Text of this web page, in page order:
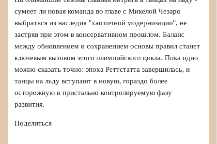
сумеет ли новая команда во главе с Микелой Чезаро
выбраться из наследия "хаотичной модернизации", не
застряв при этом в консервативном прошлом. Баланс
между обновлением и сохранением основы правил станет
ключевым вызовом этого олимпийского цикла. Пока одно
можно сказать точно: эпоха Реттстатта завершилась, и
танцы на льду вступают в новую, гораздо более
осторожную и пристально контролируемую фазу
развития.
Поделиться